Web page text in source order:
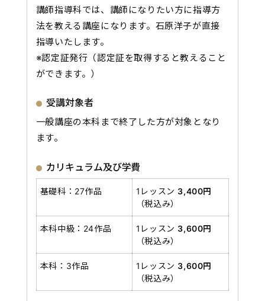
講師指導科では、講師になりたい方に指導方
法を教える講座になります。石原洋子が直接
指導いたします。
※認定証発行（認定証を取得すると教えること
ができます。）
受講対象者
一般講座の本科まで終了した方が対象となり
ます。
カリキュラム及び学費
基礎科：27作品 1レッスン 3,400円
（税込み）
本科中級：24作品 1レッスン 3,600円
（税込み）
本科：3作品 1レッスン 3,600円
（税込み）